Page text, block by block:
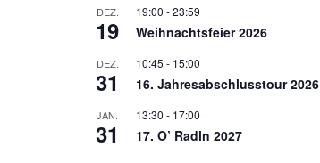
DEZ.
19
19:00 -23:59
Weihnachtsfeier 2026
DEZ.
31
10:45 - 15:00
16. Jahresabschlusstour 2026
JAN.
31
13:30 - 17:00
17. O’ Radln 2027